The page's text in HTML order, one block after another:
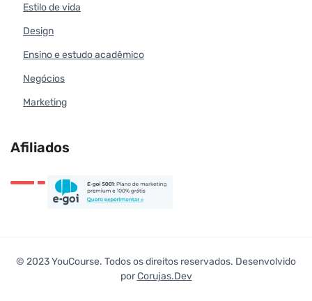
Estilo de vida
Design
Ensino e estudo acadêmico
Negócios
Marketing
Afiliados
© 2023 YouCourse. Todos os direitos reservados. Desenvolvido
porCorujas.Dev